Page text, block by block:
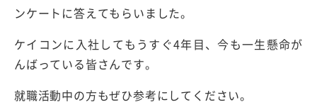
ンケートに答えてもらいました。
ケイコンに入社してもうすぐ4年目、今も一生懸命が
んばっている皆さんです。
就職活動中の方もぜひ参考にしてください。